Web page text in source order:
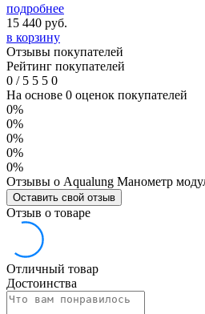
подробнее
15 440 руб.
в корзину
Отзывы покупателей
Рейтинг покупателей
0 /5 5 5 0
На основе 0 оценок покупателей
0%
0%
0%
0%
0%
Отзывы о Aqualung Манометр
Оставить свой отзыв
Отзыв о товаре
Отличный товар
Достоинства